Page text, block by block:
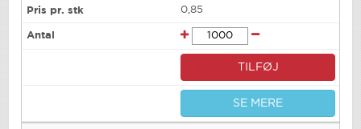
0,85
TILFØJ
SE MERE